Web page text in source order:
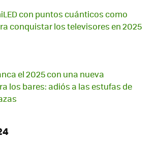
con puntos cuánticos como
conquistar los televisores en 2025
el 2025 con una nueva
los bares: adiós a las estufas de